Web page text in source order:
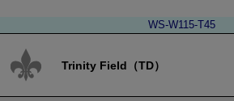
WS-W115-T45
Trinity Field（TD）